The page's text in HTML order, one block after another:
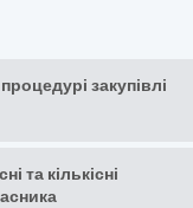
закупівлі
та кількісні